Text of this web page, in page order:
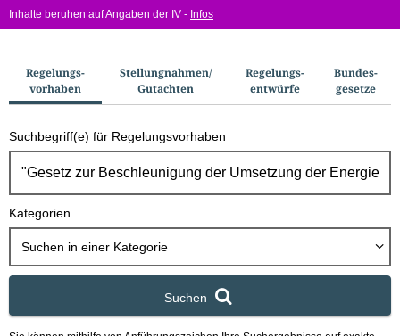
Inhalte beruhen auf Angaben der IV - Infos
u
c
h
o
Regelungs­
vorhaben
Stellungnahmen/​
Gutachten
Regelungs­
entwürfe
Bundes­
gesetze
Suchbegriff(e) für Regelungsvorhaben
Kategorien
Suchen in einer Kategorie
Suchen